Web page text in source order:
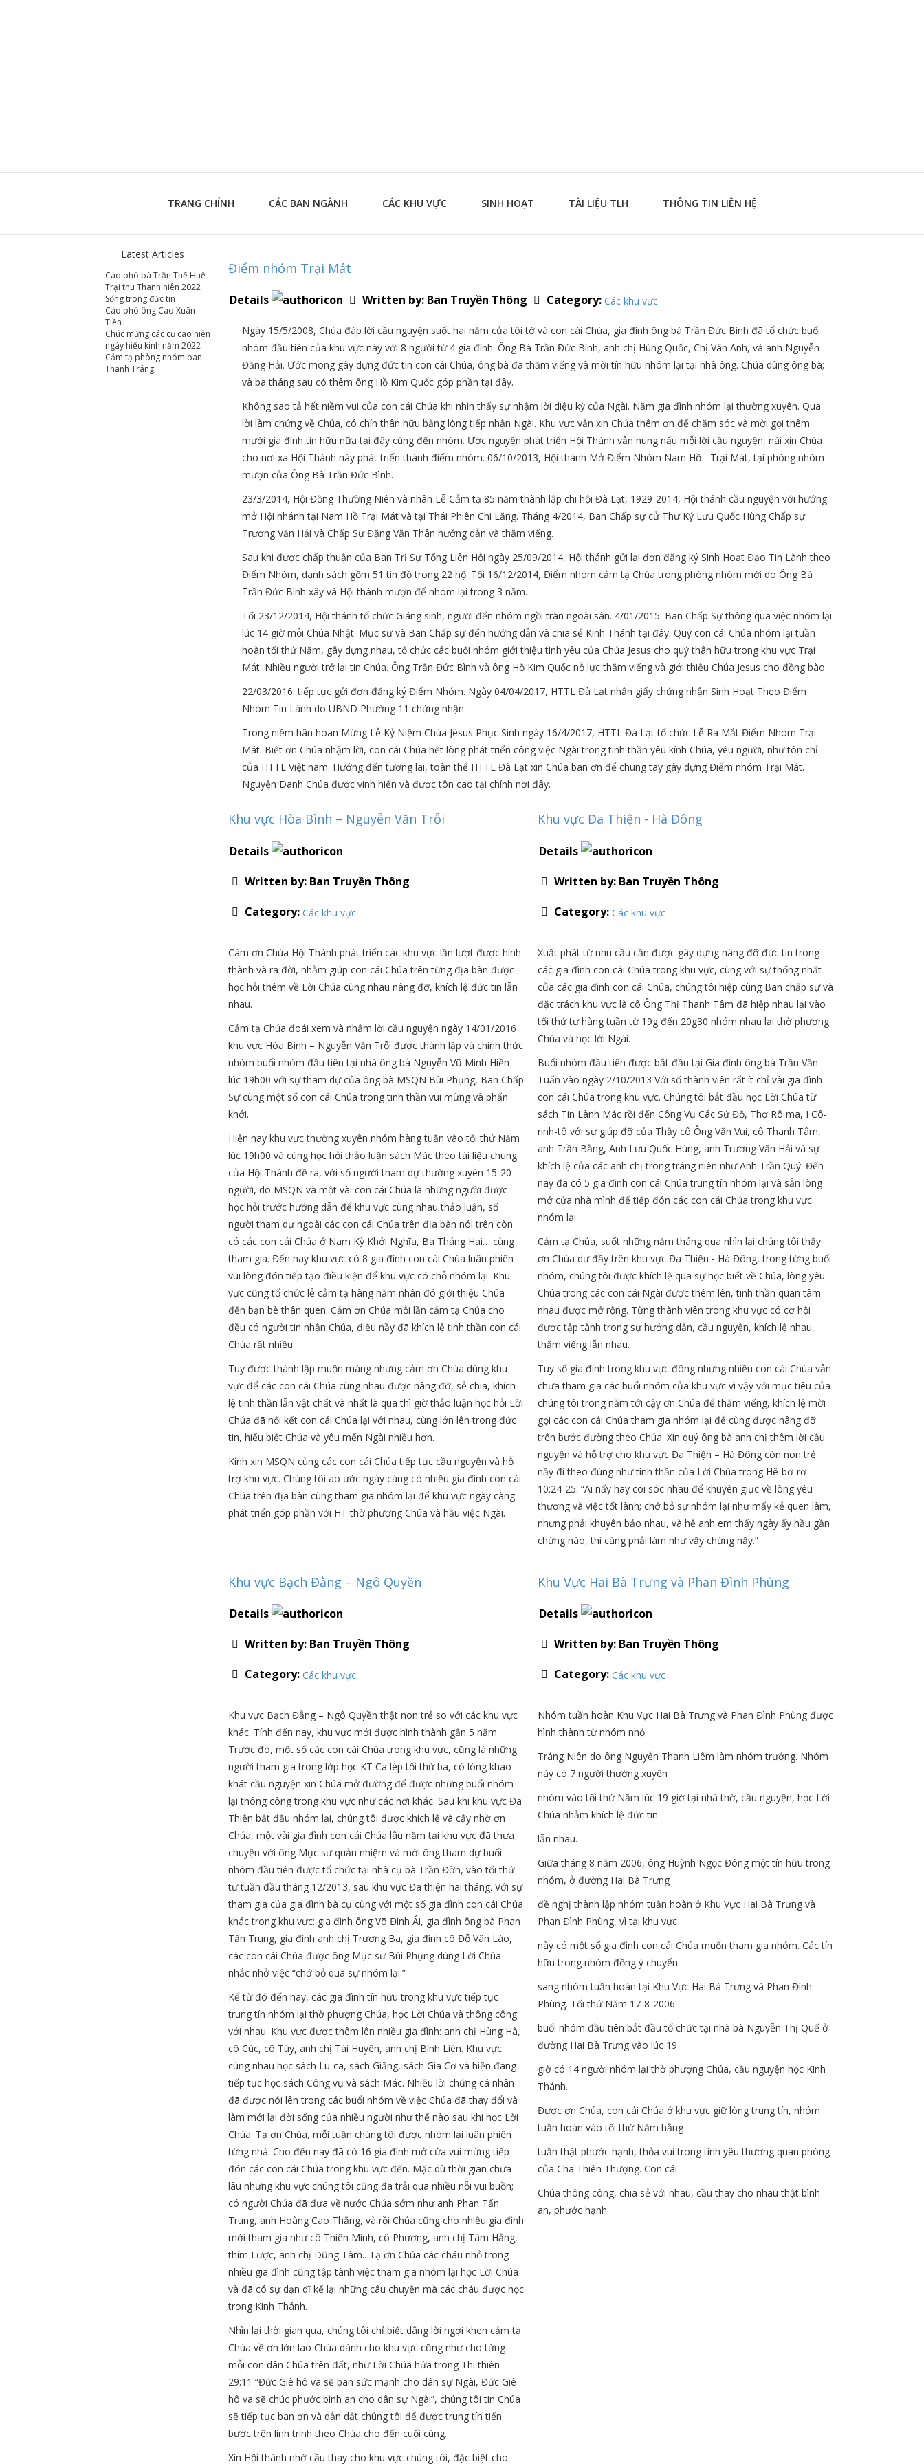
TRANG CHÍNH CÁC BAN NGÀNH CÁC KHU VỰC SINH HOẠT TÀI LIỆU TLH THÔNG TIN LIÊN HỆ
Latest Articles
Cáo phó bà Trần Thế Huệ
Trại thu Thanh niên 2022
Sống trong đức tin
Cáo phó ông Cao Xuân
Tiền
Chúc mừng các cụ cao niên
ngày hiếu kinh năm 2022
Cảm tạ phòng nhóm ban
Thanh Tráng
Điểm nhóm Trại Mát
Details Written by: Ban Truyền Thông Category: Các khu vực
Ngày 15/5/2008, Chúa đáp lời cầu nguyện suốt hai năm của tôi tớ và con cái Chúa, gia đình ông bà Trần Đức Bình đã tổ chức buổi
nhóm đầu tiên của khu vực này với 8 người từ 4 gia đình: Ông Bà Trần Đức Bình, anh chị Hùng Quốc, Chị Vân Anh, và anh Nguyễn
Đăng Hải. Ước mong gây dựng đức tin con cái Chúa, ông bà đã thăm viếng và mời tín hữu nhóm lại tại nhà ông. Chúa dùng ông bà;
và ba tháng sau có thêm ông Hồ Kim Quốc góp phần tại đây.
Không sao tả hết niềm vui của con cái Chúa khi nhìn thấy sự nhậm lời diệu kỳ của Ngài. Năm gia đình nhóm lại thường xuyên. Qua
lời làm chứng về Chúa, có chín thân hữu bằng lòng tiếp nhận Ngài. Khu vực vẫn xin Chúa thêm ơn để chăm sóc và mời gọi thêm
mười gia đình tín hữu nữa tại đây cùng đến nhóm. Ước nguyện phát triển Hội Thánh vẫn nung nấu mỗi lời cầu nguyện, nài xin Chúa
cho nơi xa Hội Thánh này phát triển thành điểm nhóm. 06/10/2013, Hội thánh Mở Điểm Nhóm Nam Hồ - Trại Mát, tại phòng nhóm
mượn của Ông Bà Trần Đức Bình.
23/3/2014, Hội Đồng Thường Niên và nhân Lễ Cảm tạ 85 năm thành lập chi hội Đà Lạt, 1929-2014, Hội thánh cầu nguyện với hướng
mở Hội nhánh tại Nam Hồ Trại Mát và tại Thái Phiên Chi Lăng. Tháng 4/2014, Ban Chấp sự cử Thư Ký Lưu Quốc Hùng Chấp sự
Trương Văn Hải và Chấp Sự Đặng Văn Thân hướng dẫn và thăm viếng.
Sau khi được chấp thuận của Ban Trị Sự Tổng Liên Hội ngày 25/09/2014, Hội thánh gửi lại đơn đăng ký Sinh Hoạt Đạo Tin Lành theo
Điểm Nhóm, danh sách gồm 51 tín đồ trong 22 hộ. Tối 16/12/2014, Điểm nhóm cảm tạ Chúa trong phòng nhóm mới do Ông Bà
Trần Đức Bình xây và Hội thánh mượn để nhóm lại trong 3 năm.
Tối 23/12/2014, Hội thánh tổ chức Giáng sinh, người đến nhóm ngồi tràn ngoài sân. 4/01/2015: Ban Chấp Sự thông qua việc nhóm lại
lúc 14 giờ mỗi Chúa Nhật. Mục sư và Ban Chấp sự đến hướng dẫn và chia sẻ Kinh Thánh tại đây. Quý con cái Chúa nhóm lại tuần
hoàn tối thứ Năm, gây dựng nhau, tổ chức các buổi nhóm giới thiệu tình yêu của Chúa Jesus cho quý thân hữu trong khu vực Trại
Mát. Nhiều người trở lại tin Chúa. Ông Trần Đức Bình và ông Hồ Kim Quốc nỗ lực thăm viếng và giới thiệu Chúa Jesus cho đồng bào.
22/03/2016: tiếp tục gửi đơn đăng ký Điểm Nhóm. Ngày 04/04/2017, HTTL Đà Lạt nhận giấy chứng nhận Sinh Hoạt Theo Điểm
Nhóm Tin Lành do UBND Phường 11 chứng nhận.
Trong niềm hân hoan Mừng Lễ Kỷ Niệm Chúa Jêsus Phục Sinh ngày 16/4/2017, HTTL Đà Lạt tổ chức Lễ Ra Mắt Điểm Nhóm Trại
Mát. Biết ơn Chúa nhậm lời, con cái Chúa hết lòng phát triển công việc Ngài trong tinh thần yêu kính Chúa, yêu người, như tôn chỉ
của HTTL Việt nam. Hướng đến tương lai, toàn thể HTTL Đà Lạt xin Chúa ban ơn để chung tay gây dựng Điểm nhóm Trại Mát.
Nguyện Danh Chúa được vinh hiển và được tôn cao tại chính nơi đây.
Khu vực Hòa Bình – Nguyễn Văn Trỗi
Details
Written by: Ban Truyền Thông
Category: Các khu vực
Cám ơn Chúa Hội Thánh phát triển các khu vực lần lượt được hình
thành và ra đời, nhằm giúp con cái Chúa trên từng địa bàn được
học hỏi thêm về Lời Chúa cùng nhau nâng đỡ, khích lệ đức tin lẫn
nhau.
Cảm tạ Chúa đoái xem và nhậm lời cầu nguyện ngày 14/01/2016
khu vực Hòa Bình – Nguyễn Văn Trỗi được thành lập và chính thức
nhóm buổi nhóm đầu tiên tại nhà ông bà Nguyễn Vũ Minh Hiền
lúc 19h00 với sự tham dự của ông bà MSQN Bùi Phụng, Ban Chấp
Sự cùng một số con cái Chúa trong tinh thần vui mừng và phấn
khởi.
Hiện nay khu vực thường xuyên nhóm hàng tuần vào tối thứ Năm
lúc 19h00 và cùng học hỏi thảo luận sách Mác theo tài liệu chung
của Hội Thánh đề ra, với số người tham dự thường xuyên 15-20
người, do MSQN và một vài con cái Chúa là những người được
học hỏi trước hướng dẫn để khu vực cùng nhau thảo luận, số
người tham dự ngoài các con cái Chúa trên địa bàn nói trên còn
có các con cái Chúa ở Nam Kỳ Khởi Nghĩa, Ba Tháng Hai… cùng
tham gia. Đến nay khu vực có 8 gia đình con cái Chúa luân phiên
vui lòng đón tiếp tạo điều kiện để khu vực có chỗ nhóm lại. Khu
vực cũng tổ chức lễ cảm tạ hàng năm nhân đó giới thiệu Chúa
đến bạn bè thân quen. Cảm ơn Chúa mỗi lần cảm tạ Chúa cho
đều có người tin nhận Chúa, điều nầy đã khích lệ tinh thần con cái
Chúa rất nhiều.
Tuy được thành lập muộn màng nhưng cảm ơn Chúa dùng khu
vực để các con cái Chúa cùng nhau được nâng đỡ, sẻ chia, khích
lệ tinh thần lẫn vật chất và nhất là qua thì giờ thảo luận học hỏi Lời
Chúa đã nối kết con cái Chúa lại với nhau, cùng lớn lên trong đức
tin, hiểu biết Chúa và yêu mến Ngài nhiều hơn.
Kính xin MSQN cùng các con cái Chúa tiếp tục cầu nguyện và hỗ
trợ khu vực. Chúng tôi ao ước ngày càng có nhiều gia đình con cái
Chúa trên địa bàn cùng tham gia nhóm lại để khu vực ngày càng
phát triển góp phần với HT thờ phượng Chúa và hầu việc Ngài.
Khu vực Đa Thiện - Hà Đông
Details
Written by: Ban Truyền Thông
Category: Các khu vực
Xuất phát từ nhu cầu cần được gây dựng nâng đỡ đức tin trong
các gia đình con cái Chúa trong khu vực, cùng với sự thống nhất
của các gia đình con cái Chúa, chúng tôi hiệp cùng Ban chấp sự và
đặc trách khu vực là cô Ông Thị Thanh Tâm đã hiệp nhau lại vào
tối thứ tư hàng tuần từ 19g đến 20g30 nhóm nhau lại thờ phượng
Chúa và học lời Ngài.
Buổi nhóm đầu tiên được bắt đầu tại Gia đình ông bà Trần Văn
Tuấn vào ngày 2/10/2013 Với số thành viên rất ít chỉ vài gia đình
con cái Chúa trong khu vực. Chúng tôi bắt đầu học Lời Chúa từ
sách Tin Lành Mác rồi đến Công Vụ Các Sứ Đồ, Thơ Rô ma, I Cô-
rinh-tô với sự giúp đỡ của Thầy cô Ông Văn Vui, cô Thanh Tâm,
anh Trần Bằng, Anh Lưu Quốc Hùng, anh Trương Văn Hải và sự
khích lệ của các anh chị trong tráng niên như Anh Trần Quý. Đến
nay đã có 5 gia đình con cái Chúa trung tín nhóm lại và sẵn lòng
mở cửa nhà mình để tiếp đón các con cái Chúa trong khu vực
nhóm lại.
Cảm tạ Chúa, suốt những năm tháng qua nhìn lại chúng tôi thấy
ơn Chúa dư đầy trên khu vực Đa Thiện - Hà Đông, trong từng buổi
nhóm, chúng tôi được khích lệ qua sự học biết về Chúa, lòng yêu
Chúa trong các con cái Ngài được thêm lên, tinh thần quan tâm
nhau được mở rộng. Từng thành viên trong khu vực có cơ hội
được tập tành trong sự hướng dẫn, cầu nguyện, khích lệ nhau,
thăm viếng lẫn nhau.
Tuy số gia đình trong khu vực đông nhưng nhiều con cái Chúa vẫn
chưa tham gia các buổi nhóm của khu vực vì vậy với mục tiêu của
chúng tôi trong năm tới cậy ơn Chúa để thăm viếng, khích lệ mời
gọi các con cái Chúa tham gia nhóm lại để cùng được nâng đỡ
trên bước đường theo Chúa. Xin quý ông bà anh chị thêm lời cầu
nguyện và hỗ trợ cho khu vực Đa Thiện – Hà Đông còn non trẻ
nầy đi theo đúng như tinh thần của Lời Chúa trong Hê-bơ-rơ
10:24-25: “Ai nấy hãy coi sóc nhau để khuyên giục về lòng yêu
thương và việc tốt lành; chớ bỏ sự nhóm lại như mấy kẻ quen làm,
nhưng phải khuyên bảo nhau, và hễ anh em thấy ngày ấy hầu gần
chừng nào, thì càng phải làm như vậy chừng nấy.”
Khu vực Bạch Đằng – Ngô Quyền
Details
Written by: Ban Truyền Thông
Category: Các khu vực
Khu vực Bạch Đằng – Ngô Quyền thật non trẻ so với các khu vực
khác. Tính đến nay, khu vực mới được hình thành gần 5 năm.
Trước đó, một số các con cái Chúa trong khu vực, cũng là những
người tham gia trong lớp học KT Ca lép tối thứ ba, có lòng khao
khát cầu nguyện xin Chúa mở đường để được những buổi nhóm
lại thông công trong khu vực như các nơi khác. Sau khi khu vực Đa
Thiện bắt đầu nhóm lại, chúng tôi được khích lệ và cậy nhờ ơn
Chúa, một vài gia đình con cái Chúa lâu năm tại khu vực đã thưa
chuyện với ông Mục sư quản nhiệm và mời ông tham dự buổi
nhóm đầu tiên được tổ chức tại nhà cụ bà Trần Đờn, vào tối thứ
tư tuần đầu tháng 12/2013, sau khu vực Đa thiện hai tháng. Với sự
tham gia của gia đình bà cụ cùng với một số gia đình con cái Chúa
khác trong khu vực: gia đình ông Võ Đình Ái, gia đình ông bà Phan
Tấn Trung, gia đình anh chị Trương Ba, gia đình cô Đỗ Vân Lào,
các con cái Chúa được ông Mục sư Bùi Phụng dùng Lời Chúa
nhắc nhở việc “chớ bỏ qua sự nhóm lại.”
Kể từ đó đến nay, các gia đình tín hữu trong khu vực tiếp tục
trung tín nhóm lại thờ phượng Chúa, học Lời Chúa và thông công
với nhau. Khu vực được thêm lên nhiều gia đình: anh chị Hùng Hà,
cô Cúc, cô Túy, anh chị Tài Huyên, anh chị Bình Liên. Khu vực
cùng nhau học sách Lu-ca, sách Giăng, sách Gia Cơ và hiện đang
tiếp tục học sách Công vụ và sách Mác. Nhiều lời chứng cá nhân
đã được nói lên trong các buổi nhóm về việc Chúa đã thay đổi và
làm mới lại đời sống của nhiều người như thế nào sau khi học Lời
Chúa. Tạ ơn Chúa, mỗi tuần chúng tôi được nhóm lại luân phiên
từng nhà. Cho đến nay đã có 16 gia đình mở cửa vui mừng tiếp
đón các con cái Chúa trong khu vực đến. Mặc dù thời gian chưa
lâu nhưng khu vực chúng tôi cũng đã trải qua nhiều nỗi vui buồn;
có người Chúa đã đưa về nước Chúa sớm như anh Phan Tấn
Trung, anh Hoàng Cao Thắng, và rồi Chúa cũng cho nhiều gia đình
mới tham gia như cô Thiên Minh, cô Phương, anh chị Tâm Hằng,
thím Lược, anh chị Dũng Tâm.. Tạ ơn Chúa các cháu nhỏ trong
nhiều gia đình cũng tập tành việc tham gia nhóm lại học Lời Chúa
và đã có sự dạn dĩ kể lại những câu chuyện mà các cháu được học
trong Kinh Thánh.
Nhìn lại thời gian qua, chúng tôi chỉ biết dâng lời ngợi khen cảm tạ
Chúa về ơn lớn lao Chúa dành cho khu vực cũng như cho từng
mỗi con dân Chúa trên đất, như Lời Chúa hứa trong Thi thiên
29:11 “Đức Giê hô va sẽ ban sức mạnh cho dân sự Ngài, Đức Giê
hô va sẽ chúc phước bình an cho dân sự Ngài”, chúng tôi tin Chúa
sẽ tiếp tục ban ơn và dẫn dắt chúng tôi để được trung tín tiến
bước trên linh trình theo Chúa cho đến cuối cùng.
Xin Hội thánh nhớ cầu thay cho khu vực chúng tôi, đặc biệt cho
Khu Vực Hai Bà Trưng và Phan Đình Phùng
Details
Written by: Ban Truyền Thông
Category: Các khu vực
Nhóm tuần hoàn Khu Vực Hai Bà Trưng và Phan Đình Phùng được
hình thành từ nhóm nhỏ
Tráng Niên do ông Nguyễn Thanh Liêm làm nhóm trưởng. Nhóm
này có 7 người thường xuyên
nhóm vào tối thứ Năm lúc 19 giờ tại nhà thờ, cầu nguyện, học Lời
Chúa nhằm khích lệ đức tin
lẫn nhau.
Giữa tháng 8 năm 2006, ông Huỳnh Ngọc Đông một tín hữu trong
nhóm, ở đường Hai Bà Trưng
đề nghị thành lập nhóm tuần hoàn ở Khu Vực Hai Bà Trưng và
Phan Đình Phùng, vì tại khu vực
này có một số gia đình con cái Chúa muốn tham gia nhóm. Các tín
hữu trong nhóm đồng ý chuyển
sang nhóm tuần hoàn tại Khu Vực Hai Bà Trưng và Phan Đình
Phùng. Tối thứ Năm 17-8-2006
buổi nhóm đầu tiên bắt đầu tổ chức tại nhà bà Nguyễn Thị Quế ở
đường Hai Bà Trưng vào lúc 19
giờ có 14 người nhóm lại thờ phượng Chúa, cầu nguyện học Kinh
Thánh.
Được ơn Chúa, con cái Chúa ở khu vực giữ lòng trung tín, nhóm
tuần hoàn vào tối thứ Năm hằng
tuần thật phước hạnh, thỏa vui trong tình yêu thương quan phòng
của Cha Thiên Thượng. Con cái
Chúa thông công, chia sẻ với nhau, cầu thay cho nhau thật bình
an, phước hạnh.